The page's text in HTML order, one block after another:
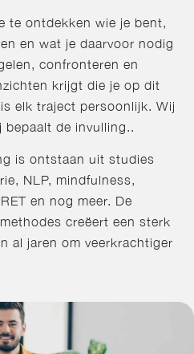
te ontdekken wie je bent,
en wat je daarvoor nodig
confronteren en
krijgt die je op dit
elk traject persoonlijk. Wij
bepaalt de invulling..
is ontstaan uit studies
NLP, mindfulness,
en nog meer. De
creëert een sterk
al jaren om veerkrachtiger